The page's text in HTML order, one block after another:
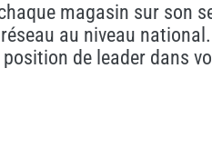
magasin sur son
au niveau
de leader dans